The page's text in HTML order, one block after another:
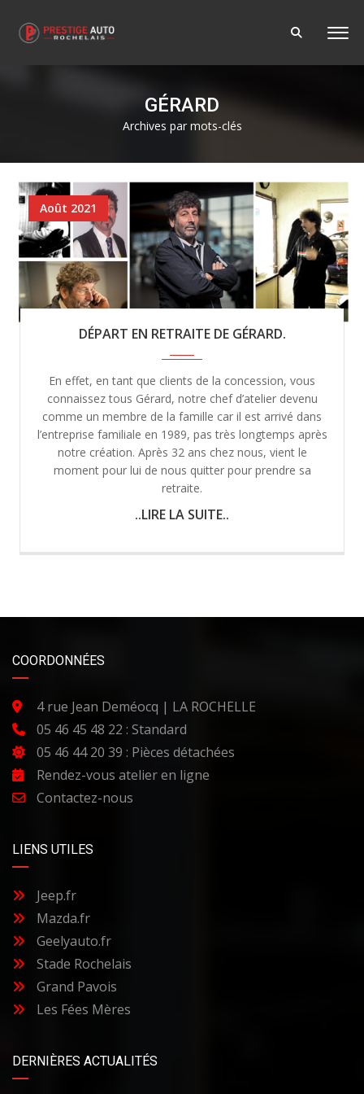
GÉRARD
Archives par mots-clés
Août 2021
DÉPART EN RETRAITE DE GÉRARD.
En effet, en tant que clients de la concession, vous
connaissez tous Gérard, notre chef d’atelier devenu
comme un membre de la famille car il est arrivé dans
l’entreprise familiale en 1989, pas très longtemps après
notre création. Après 32 ans chez nous, vient le
moment pour lui de nous quitter pour prendre sa
retraite.
..LIRE LA SUITE..
COORDONNÉES
4 rue Jean Deméocq | LA ROCHELLE
05 46 45 48 22 : Standard
05 46 44 20 39 : Pièces détachées
Rendez-vous atelier en ligne
Contactez-nous
LIENS UTILES
Jeep.fr
Mazda.fr
Geelyauto.fr
Stade Rochelais
Grand Pavois
Les Fées Mères
DERNIÈRES ACTUALITÉS